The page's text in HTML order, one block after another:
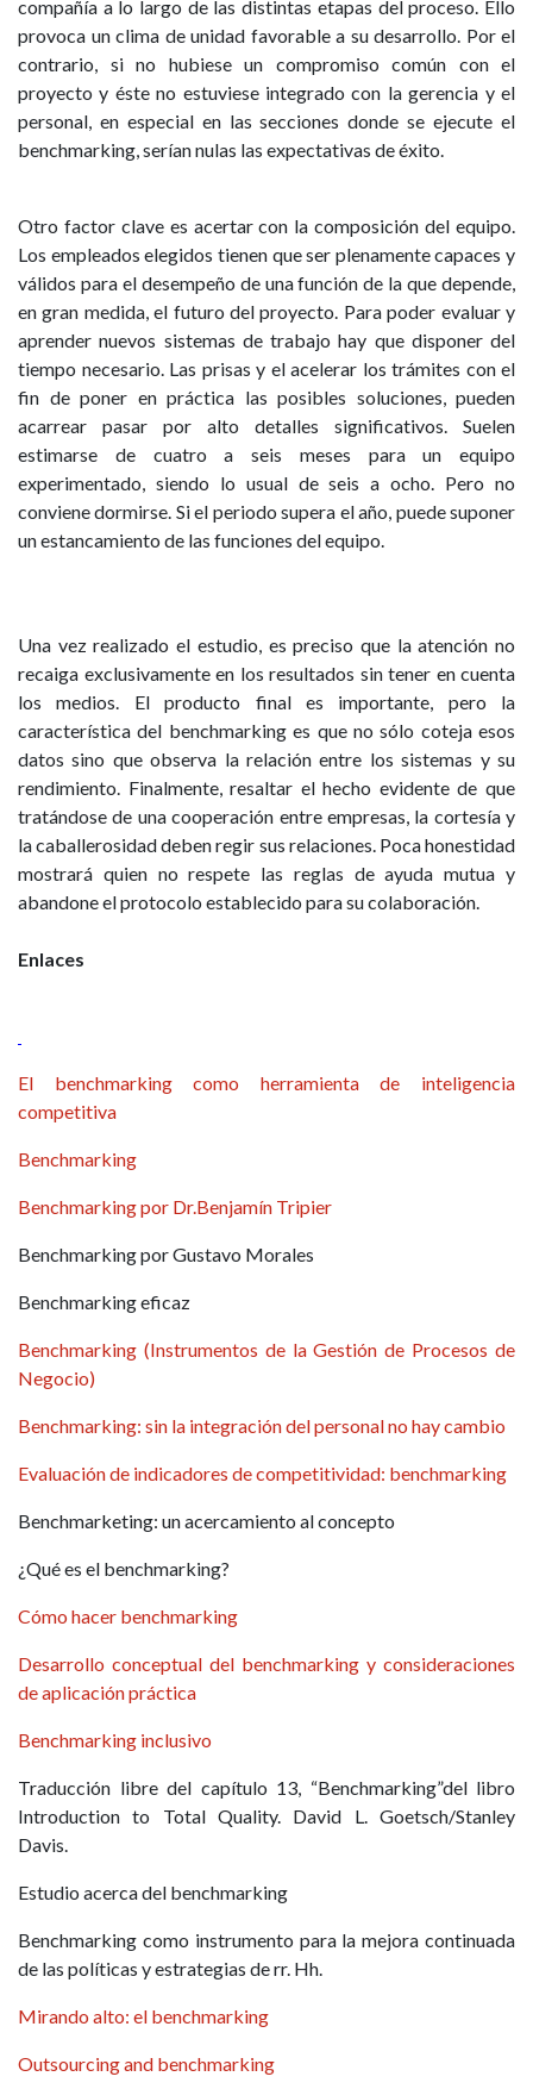
compañía a lo largo de las distintas etapas del proceso. Ello
provoca un clima de unidad favorable a su desarrollo. Por el
contrario, si no hubiese un compromiso común con el
proyecto y éste no estuviese integrado con la gerencia y el
personal, en especial en las secciones donde se ejecute el
benchmarking, serían nulas las expectativas de éxito.
Otro factor clave es acertar con la composición del equipo.
Los empleados elegidos tienen que ser plenamente capaces y
válidos para el desempeño de una función de la que depende,
en gran medida, el futuro del proyecto. Para poder evaluar y
aprender nuevos sistemas de trabajo hay que disponer del
tiempo necesario. Las prisas y el acelerar los trámites con el
fin de poner en práctica las posibles soluciones, pueden
acarrear pasar por alto detalles significativos. Suelen
estimarse de cuatro a seis meses para un equipo
experimentado, siendo lo usual de seis a ocho. Pero no
conviene dormirse. Si el periodo supera el año, puede suponer
un estancamiento de las funciones del equipo.
Una vez realizado el estudio, es preciso que la atención no
recaiga exclusivamente en los resultados sin tener en cuenta
los medios. El producto final es importante, pero la
característica del benchmarking es que no sólo coteja esos
datos sino que observa la relación entre los sistemas y su
rendimiento. Finalmente, resaltar el hecho evidente de que
tratándose de una cooperación entre empresas, la cortesía y
la caballerosidad deben regir sus relaciones. Poca honestidad
mostrará quien no respete las reglas de ayuda mutua y
abandone el protocolo establecido para su colaboración.
Enlaces
El benchmarking como herramienta de inteligencia
competitiva
Benchmarking
Benchmarking por Dr.Benjamín Tripier
Benchmarking por Gustavo Morales
Benchmarking eficaz
Benchmarking (Instrumentos de la Gestión de Procesos de
Negocio)
Benchmarking: sin la integración del personal no hay cambio
Evaluación de indicadores de competitividad: benchmarking
Benchmarketing: un acercamiento al concepto
¿Qué es el benchmarking?
Cómo hacer benchmarking
Desarrollo conceptual del benchmarking y consideraciones
de aplicación práctica
Benchmarking inclusivo
Traducción libre del capítulo 13, “Benchmarking”del libro
Introduction to Total Quality. David L. Goetsch/Stanley
Davis.
Estudio acerca del benchmarking
Benchmarking como instrumento para la mejora continuada
de las políticas y estrategias de rr. Hh.
Mirando alto: el benchmarking
Outsourcing and benchmarking